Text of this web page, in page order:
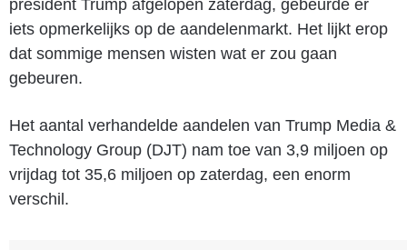
o
k
p
p
president Trump afgelopen zaterdag, gebeurde er
iets opmerkelijks op de aandelenmarkt. Het lijkt erop
dat sommige mensen wisten wat er zou gaan
gebeuren.
Het aantal verhandelde aandelen van Trump Media &
Technology Group (DJT) nam toe van 3,9 miljoen op
vrijdag tot 35,6 miljoen op zaterdag, een enorm
verschil.